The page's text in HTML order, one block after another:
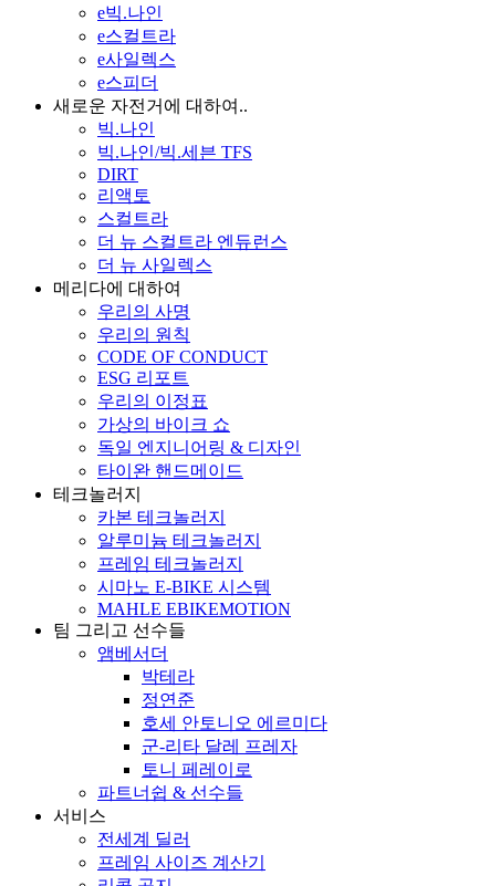
e빅.나인
e스컬트라
e사일렉스
e스피더
새로운 자전거에 대하여..
빅.나인
빅.나인/빅.세븐 TFS
DIRT
리액토
스컬트라
더 뉴 스컬트라 엔듀런스
더 뉴 사일렉스
메리다에 대하여
우리의 사명
우리의 원칙
CODE OF CONDUCT
ESG 리포트
우리의 이정표
가상의 바이크 쇼
독일 엔지니어링 & 디자인
타이완 핸드메이드
테크놀러지
카본 테크놀러지
알루미늄 테크놀러지
프레임 테크놀러지
시마노 E-BIKE 시스템
MAHLE EBIKEMOTION
팀 그리고 선수들
앰베서더
박테라
정연준
호세 안토니오 에르미다
군-리타 달레 프레자
토니 페레이로
파트너쉽 & 선수들
서비스
전세계 딜러
프레임 사이즈 계산기